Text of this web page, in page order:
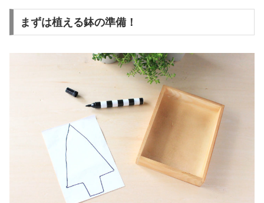
まずは植える鉢の準備！